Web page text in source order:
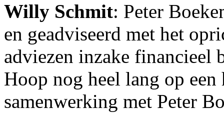
Willy Schmit: Peter
en geadviseerd met het
adviezen inzake financieel
Hoop nog heel lang op
samenwerking met Peter